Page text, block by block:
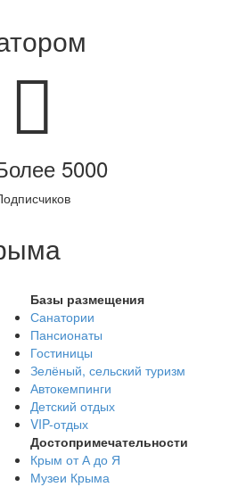
5000
Базы размещения
Санатории
Пансионаты
Гостиницы
Зелёный, сельский туризм
Автокемпинги
Детский отдых
VIP-отдых
Достопримечательности
Крым от А до Я
Музеи Крыма